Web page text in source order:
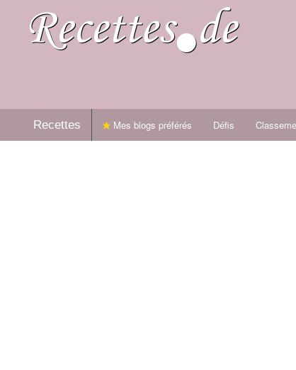
Recettes Mes blogs préférés Défis